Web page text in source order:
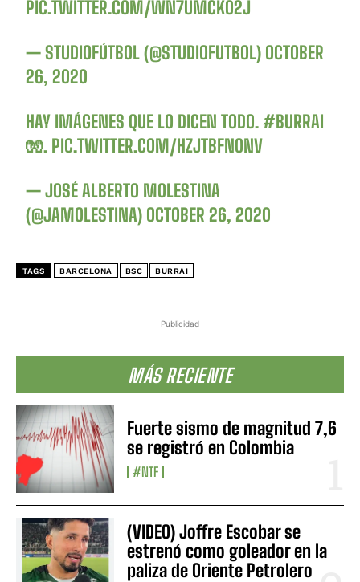
Publicidad
MÁS RECIENTE
Fuerte sismo de magnitud 7,6
se registró en Colombia
#NTF
(VIDEO) Joffre Escobar se
estrenó como goleador en la
paliza de Oriente Petrolero
PIC.TWITTER.COM/WN7UMCKO2J
— STUDIOFÚTBOL (@STUDIOFUTBOL) OCTOBER
26, 2020
HAY IMÁGENES QUE LO DICEN TODO.#BURRAI
🧤. PIC.TWITTER.COM/HZJTBFNONV
— JOSÉ ALBERTO MOLESTINA
(@JAMOLESTINA) OCTOBER 26, 2020
TAGS BARCELONA BSC BURRAI